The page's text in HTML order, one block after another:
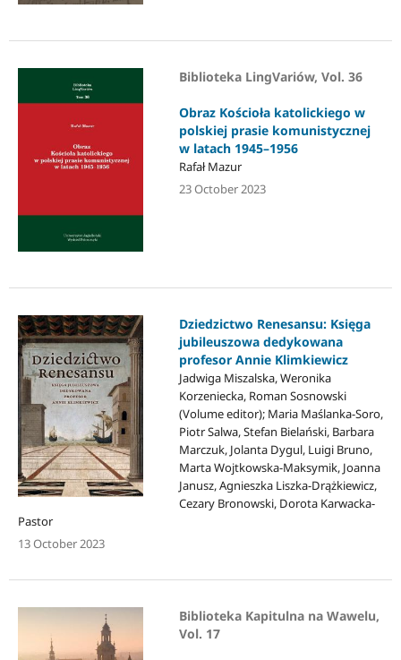
Biblioteka LingVariów, Vol. 36
Obraz Kościoła katolickiego w
polskiej prasie komunistycznej
w latach 1945–1956
Rafał Mazur
23 October 2023
Dziedzictwo Renesansu: Księga
jubileuszowa dedykowana
profesor Annie Klimkiewicz
Jadwiga Miszalska, Weronika
Korzeniecka, Roman Sosnowski
(Volume editor); Maria Maślanka-Soro,
Piotr Salwa, Stefan Bielański, Barbara
Marczuk, Jolanta Dygul, Luigi Bruno,
Marta Wojtkowska-Maksymik, Joanna
Janusz, Agnieszka Liszka-Drążkiewicz,
Cezary Bronowski, Dorota Karwacka-
Pastor
13 October 2023
Biblioteka Kapitulna na Wawelu,
Vol. 17